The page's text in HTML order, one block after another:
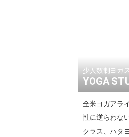
少人数制ヨガ
YOGA
全米ヨガアラ
性に逆らわな
クラス、ハタ